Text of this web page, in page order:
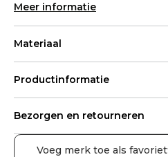
Meer informatie
Materiaal
Productinformatie
Bezorgen en retourneren
Voeg merk toe als favoriet